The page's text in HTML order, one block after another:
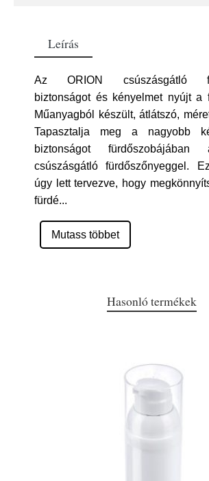
Leírás
Az ORION csúszásgátló
biztonságot és kényelmet nyújt a
Műanyagból készült, átlátszó,
Tapasztalja meg a nagyobb
biztonságot fürdőszobájában
csúszásgátló fürdőszőnyeggel.
úgy lett tervezve, hogy
fürdé...
Mutass többet
Hasonló termékek